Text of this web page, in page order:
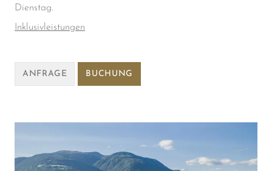
Dienstag.
Inklusivleistungen
ANFRAGE BUCHUNG